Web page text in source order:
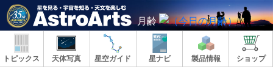
月齢
トピックス 天体写真 星空ガイド 星ナビ 製品情報 ショップ